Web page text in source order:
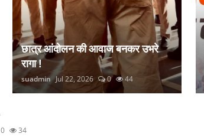
छात्र आंदोलन की आवाज बनकर उभरे
रागा !
suadmin Jul 22, 2026 0 44
0 34